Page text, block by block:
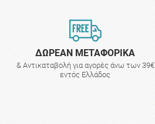
ΔΩΡΕΑΝ ΜΕΤΑΦΟΡΙΚΑ
& Αντικαταβολή για αγορές άνω των 39€
εντός Ελλάδος